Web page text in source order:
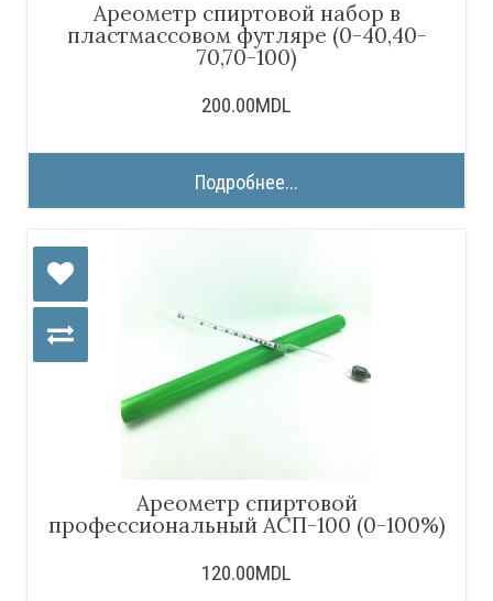
Ареометр спиртовой набор в
пластмассовом футляре (0-40,40-
70,70-100)
200.00MDL
Подробнее...
Ареометр спиртовой
профессиональный АСП-100 (0-100%)
120.00MDL